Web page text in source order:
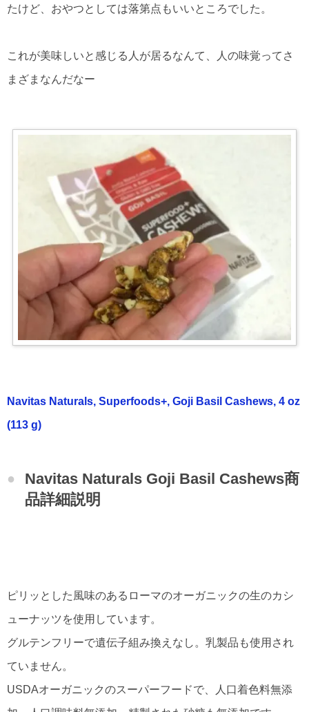
たけど、おやつとしては落第点もいいところでした。
これが美味しいと感じる人が居るなんて、人の味覚ってさ
まざまなんだなー
Navitas Naturals, Superfoods+, Goji Basil Cashews, 4 oz
(113 g)
Navitas Naturals Goji Basil Cashews商
品詳細説明
ピリッとした風味のあるローマのオーガニックの生のカシ
ューナッツを使用しています。
グルテンフリーで遺伝子組み換えなし。乳製品も使用され
ていません。
USDAオーガニックのスーパーフードで、人口着色料無添